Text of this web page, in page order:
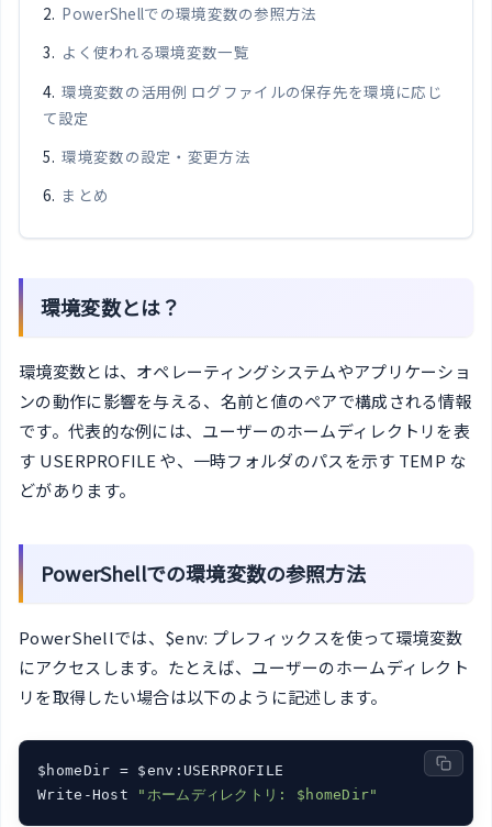
PowerShellでの環境変数の参照方法
よく使われる環境変数一覧
環境変数の活用例 ログファイルの保存先を環境に応じ
て設定
環境変数の設定・変更方法
まとめ
環境変数とは？
環境変数とは、オペレーティングシステムやアプリケーショ
ンの動作に影響を与える、名前と値のペアで構成される情報
です。代表的な例には、ユーザーのホームディレクトリを表
す USERPROFILE や、一時フォルダのパスを示す TEMP な
どがあります。
PowerShellでの環境変数の参照方法
PowerShellでは、$env: プレフィックスを使って環境変数
にアクセスします。たとえば、ユーザーのホームディレクト
リを取得したい場合は以下のように記述します。
$homeDir = $env:USERPROFILE
Write-Host
"ホームディレクトリ: $homeDir"